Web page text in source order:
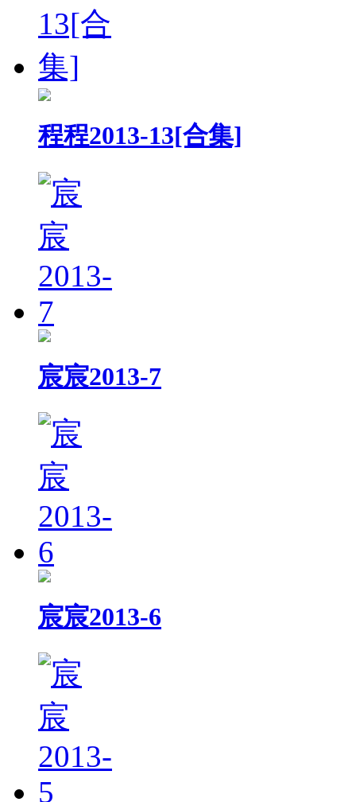
程程2013-13[合集]
宸宸2013-7
宸宸2013-6